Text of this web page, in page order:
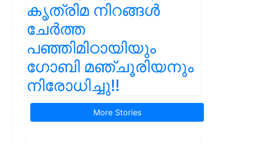
കൃത്രിമ നിറങ്ങൾ
ചേർത്ത
പഞ്ഞിമിഠായിയും
ഗോബി മഞ്ചൂരിയനും
നിരോധിച്ചു!!
More Stories